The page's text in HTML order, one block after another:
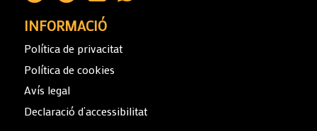
INFORMACIÓ
Política de privacitat
Política de cookies
Avís legal
Declaració d’accessibilitat